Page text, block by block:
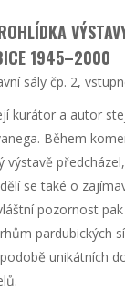
1945–2000
sály čp. 2,
kurátor a autor
Během
výstavě
se také o
pozornost
pardubických
unikátních